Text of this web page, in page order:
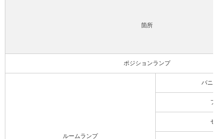
箇所
ポジションランプ
ルームランプ
バニ
フ
セ